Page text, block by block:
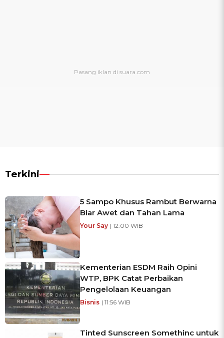
Terkini
5 Sampo Khusus Rambut Berwarna
Biar Awet dan Tahan Lama
Your Say | 12:00 WIB
Kementerian ESDM Raih Opini
WTP, BPK Catat Perbaikan
Pengelolaan Keuangan
Bisnis | 11:56 WIB
Tinted Sunscreen Somethinc untuk